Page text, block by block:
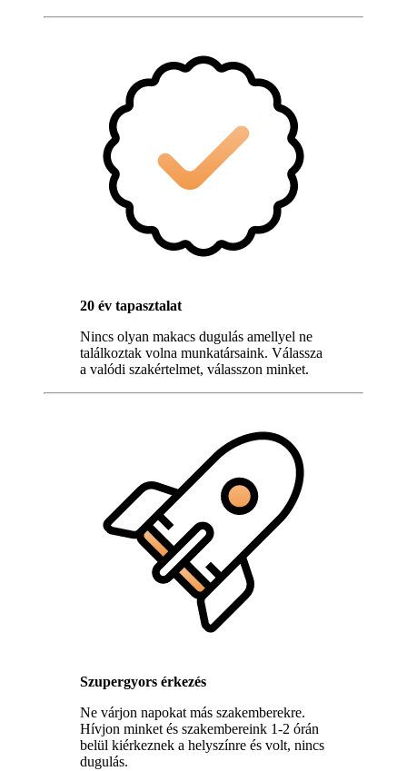
20 év tapasztalat
Nincs olyan makacs dugulás amellyel ne
találkoztak volna munkatársaink. Válassza
a valódi szakértelmet, válasszon minket.
Szupergyors érkezés
Ne várjon napokat más szakemberekre.
Hívjon minket és szakembereink 1-2 órán
belül kiérkeznek a helyszínre és volt, nincs
dugulás.